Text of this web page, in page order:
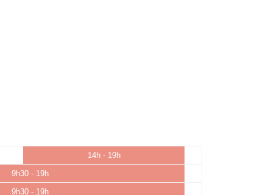
14h - 19h
9h30 - 19h
9h30 - 19h